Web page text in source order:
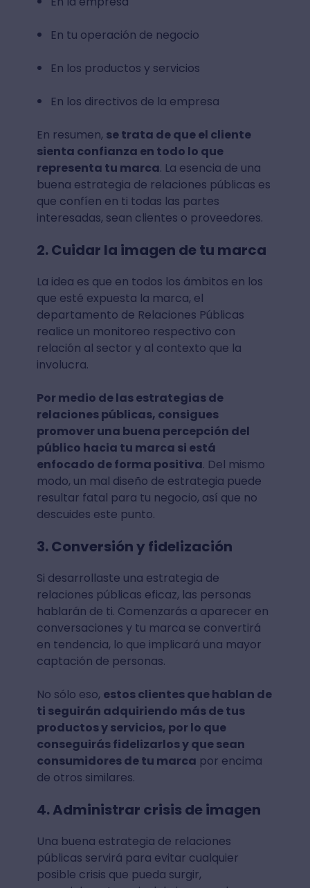
En tu operación de negocio
En los productos y servicios
En los directivos de la empresa
En resumen, se trata de que el cliente
sienta confianza en todo lo que
representa tu marca. La esencia de una
buena estrategia de relaciones públicas es
que confíen en ti todas las partes
interesadas, sean clientes o proveedores.
2. Cuidar la imagen de tu marca
La idea es que en todos los ámbitos en los
que esté expuesta la marca, el
departamento de Relaciones Públicas
realice un monitoreo respectivo con
relación al sector y al contexto que la
involucra.
Por medio de las estrategias de
relaciones públicas, consigues
promover una buena percepción del
público hacia tu marca si está
enfocado de forma positiva. Del mismo
modo, un mal diseño de estrategia puede
resultar fatal para tu negocio, así que no
descuides este punto.
3. Conversión y fidelización
Si desarrollaste una estrategia de
relaciones públicas eficaz, las personas
hablarán de ti. Comenzarás a aparecer en
conversaciones y tu marca se convertirá
en tendencia, lo que implicará una mayor
captación de personas.
No sólo eso, estos clientes que hablan de
ti seguirán adquiriendo más de tus
productos y servicios, por lo que
conseguirás fidelizarlos y que sean
consumidores de tu marca por encima
de otros similares.
4. Administrar crisis de imagen
Una buena estrategia de relaciones
públicas servirá para evitar cualquier
posible crisis que pueda surgir,